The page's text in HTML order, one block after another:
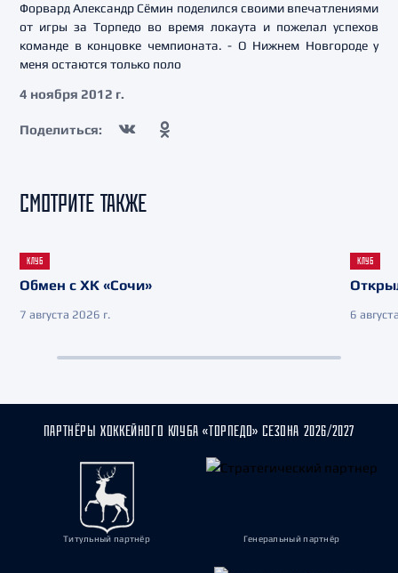
Форвард Александр Сёмин поделился своими впечатлениями
от игры за Торпедо во время локаута и пожелал успехов
команде в концовке чемпионата. - О Нижнем Новгороде у
меня остаются только поло
4 ноября 2012 г.
Поделиться:
СМОТРИТЕ ТАКЖЕ
КЛУБ
Обмен с ХК «Сочи»
7 августа 2026 г.
КЛУБ
6
ПАРТНЁРЫ ХОККЕЙНОГО КЛУБА «ТОРПЕДО» СЕЗОНА 2026/2027
Титульный партнёр Генеральный партнёр